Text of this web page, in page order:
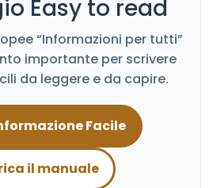
Easy to read
“Informazioni per tutti”
importante per scrivere
da leggere e da capire.
Facile
il manuale